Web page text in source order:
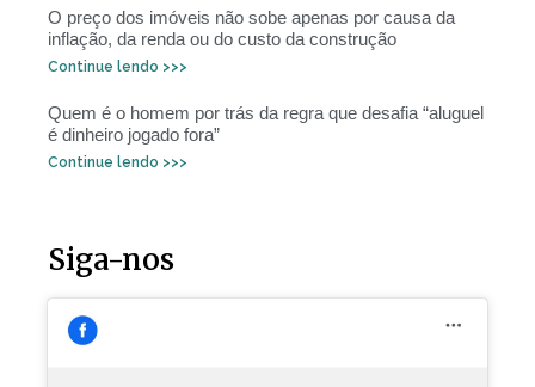
O preço dos imóveis não sobe apenas por causa da
inflação, da renda ou do custo da construção
Continue lendo >>>
Quem é o homem por trás da regra que desafia “aluguel
é dinheiro jogado fora”
Continue lendo >>>
Siga-nos